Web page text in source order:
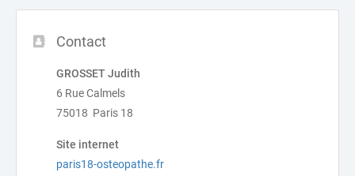
Contact
GROSSET Judith
6 Rue Calmels
75018 Paris 18
Site internet
paris18-osteopathe.fr